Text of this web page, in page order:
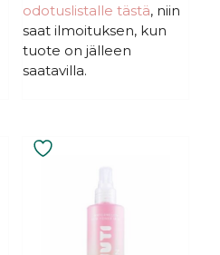
odotuslistalle tästä, niin
saat ilmoituksen, kun
tuote on jälleen
saatavilla.